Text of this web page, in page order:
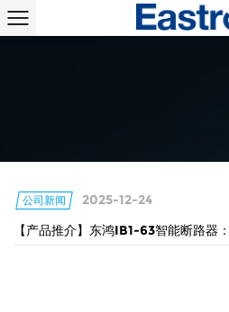
公司新闻
2025-12-24
【产品推介】东鸿IB1-63智能断路器